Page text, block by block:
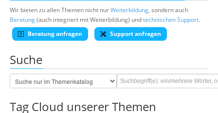
Wir bieten zu allen Themen nicht nurWeiterbildung, sondern auch
Beratung(auch integriert mit Weiterbildung) undtechnischen Support.
Beratung anfragen
Support anfragen
Suche
Tag Cloud unserer Themen